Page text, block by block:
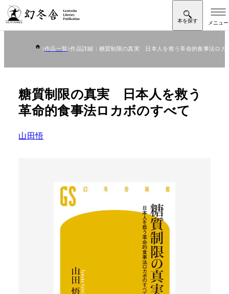
作品一覧 作品詳細：糖質制限の真実 日本人を救う革命的食事法ロカ
糖質制限の真実 日本人を救う
革命的食事法ロカボのすべて
山田悟